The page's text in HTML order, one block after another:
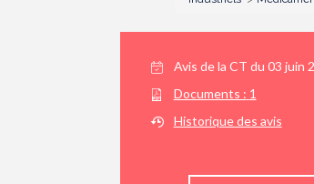
Avis de la CT du 03 juin
Documents : 1
Historique des avis